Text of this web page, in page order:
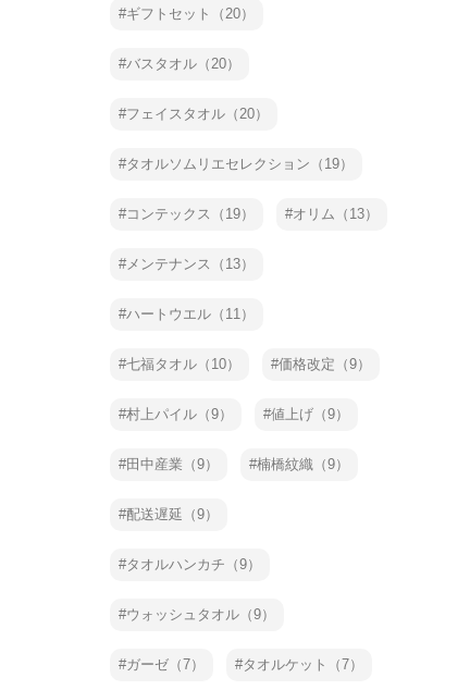
ギフトセット（20）
バスタオル（20）
フェイスタオル（20）
タオルソムリエセレクション（19）
コンテックス（19） オリム（13）
メンテナンス（13）
ハートウエル（11）
七福タオル（10） 価格改定（9）
村上パイル（9） 値上げ（9）
田中産業（9） 楠橋紋織（9）
配送遅延（9）
タオルハンカチ（9）
ウォッシュタオル（9）
ガーゼ（7） タオルケット（7）